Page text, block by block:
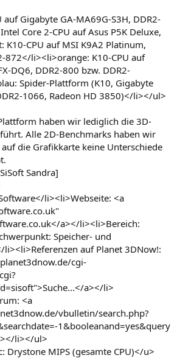
Gigabyte GA-MA69G-S3H, DDR2-
Core 2-CPU auf Asus P5K Deluxe,
CPU auf MSI K9A2 Platinum,
872</li><li>orange: K10-CPU auf
DQ6, DDR2-800 bzw. DDR2-
Spider-Plattform (K10, Gigabyte
1066, Radeon HD 3850)</li></ul>
haben wir lediglich die 3D-
Alle 2D-Benchmarks haben wir
die Grafikkarte keine Unterschiede
Sandra]
li><li>Webseite: <a
a></li><li>Bereich:
Speicher- und
auf Planet 3DNow!:
cgi-
a></li>
<a
vbulletin/search.php?
1&booleanand=yes&query
li></ul>
Drystone MIPS (gesamte CPU)</u>